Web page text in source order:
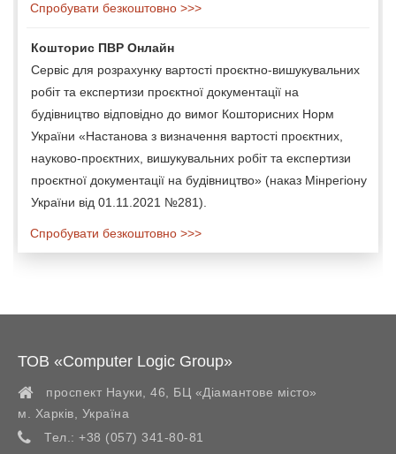
Спробувати безкоштовно >>>
Кошторис ПВР Онлайн
Сервіс для розрахунку вартості проєктно-вишукувальних
робіт та експертизи проєктної документації на
будівництво відповідно до вимог Кошторисних Норм
України «Настанова з визначення вартості проєктних,
науково-проєктних, вишукувальних робіт та експертизи
проєктної документації на будівництво» (наказ Мінрегіону
України від 01.11.2021 №281).
Спробувати безкоштовно >>>
ТОВ «Computer Logic Group»
проспект Науки, 46, БЦ «Діамантове місто»
м. Харків
Україна
Тел.: +38 (057) 341-80-81